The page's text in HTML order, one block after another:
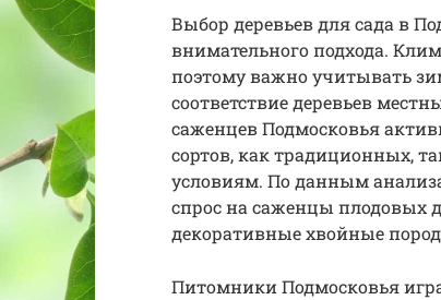
Выбор деревьев для сада в
внимательного подхода.
поэтому важно учитывать
соответствие деревьев
саженцев Подмосковья
сортов, как традиционных,
условиям. По данным
спрос на саженцы плодовых
декоративные хвойные
Питомники Подмосковья